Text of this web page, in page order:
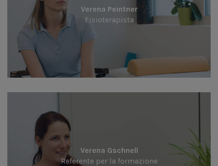
Verena Peintner
Fisioterapista
Verena Gschnell
Referente per la formazione